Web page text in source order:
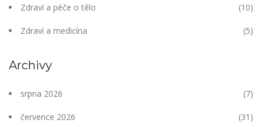
Zdraví a péče o tělo (10)
Zdraví a medicína (5)
Archivy
srpna 2026 (7)
července 2026 (31)